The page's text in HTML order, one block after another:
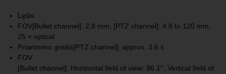
Lęšis
FOV[Bullet channel]: 2.8 mm; [PTZ channel]: 4.8 to 120 mm,
25 × optical
Priartinimo greitis[PTZ channel]: approx. 3.6 s
FOV
[Bullet channel]: Horizontal field of view: 96.1°, Vertical field of